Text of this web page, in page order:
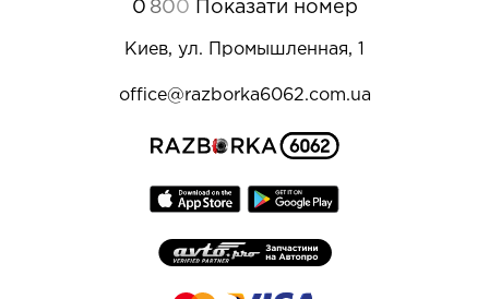
0 800 Показати номер
Киев, ул. Промышленная, 1
office@razborka6062.com.ua